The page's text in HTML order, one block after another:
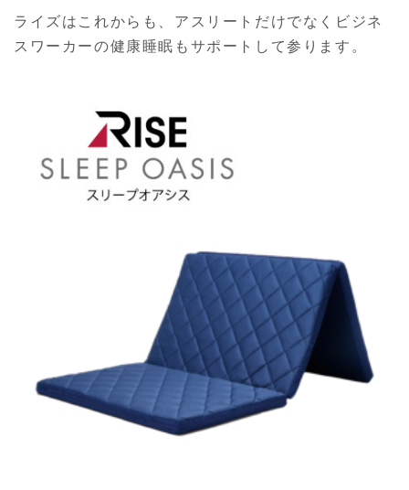
ライズはこれからも、アスリートだけでなくビジネ
スワーカーの健康睡眠もサポートして参ります。